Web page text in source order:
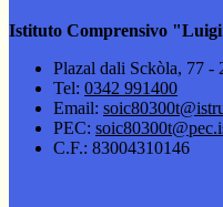
Istituto Comprensivo
Plazal dali Sckòla, 77
Tel: 0342 991400
Email:
PEC:
C.F.: 83004310146